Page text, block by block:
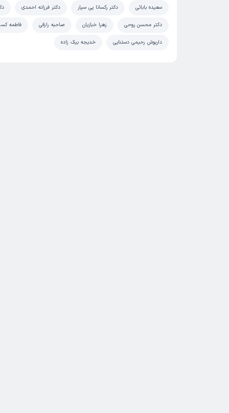
سعیده بابائی دکتر رکسانا پی سپار دکتر فرزانه احمدی
دکتر محسن روحی زهرا خبازیان صاحبه رازقی فاطمه
داریوش رحیمی دستنایی خدیجه بیک زاده